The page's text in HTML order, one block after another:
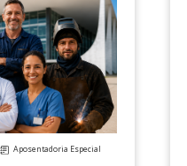
Aposentadoria Especial